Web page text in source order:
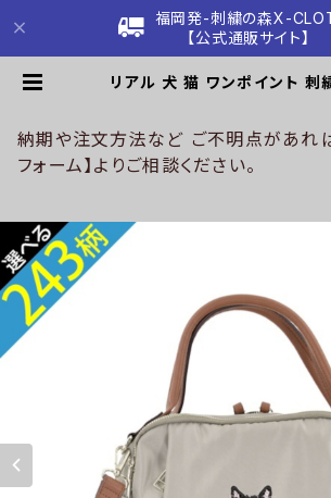
福岡発-刺繍の森X-
【公式通販サイト】
リアル 犬 猫 ワンポイント 刺
貨 グッズ 自社ブランド 柄 柴
ワ シーズー シュナウザー パ
イケルホンディエ ビションフリ
ト】
納期や注文方法など ご不明点があれ
フォーム】よりご相談ください。